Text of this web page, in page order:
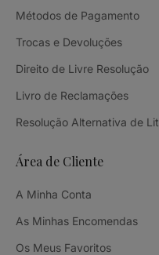
Métodos de Pagamento
Trocas e Devoluções
Direito de Livre Resolução
Livro de Reclamações
Resolução Alternativa de
Área de Cliente
A Minha Conta
As Minhas Encomendas
Os Meus Favoritos